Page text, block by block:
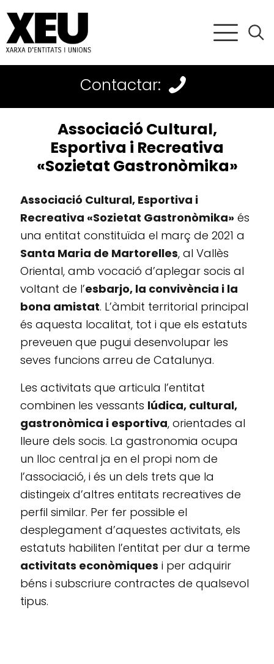
Contactar:
Associació Cultural,
Esportiva i Recreativa
«Sozietat Gastronòmika»
Associació Cultural, Esportiva i
Recreativa «Sozietat Gastronòmika» és
una entitat constituïda el març de 2021 a
Santa Maria de Martorelles, al Vallès
Oriental, amb vocació d’aplegar socis al
voltant de l’esbarjo, la convivència i la
bona amistat. L’àmbit territorial principal
és aquesta localitat, tot i que els estatuts
preveuen que pugui desenvolupar les
seves funcions arreu de Catalunya.
Les activitats que articula l’entitat
combinen les vessants lúdica, cultural,
gastronòmica i esportiva, orientades al
lleure dels socis. La gastronomia ocupa
un lloc central ja en el propi nom de
l’associació, i és un dels trets que la
distingeix d’altres entitats recreatives de
perfil similar. Per fer possible el
desplegament d’aquestes activitats, els
estatuts habiliten l’entitat per dur a terme
activitats econòmiques i per adquirir
béns i subscriure contractes de qualsevol
tipus.